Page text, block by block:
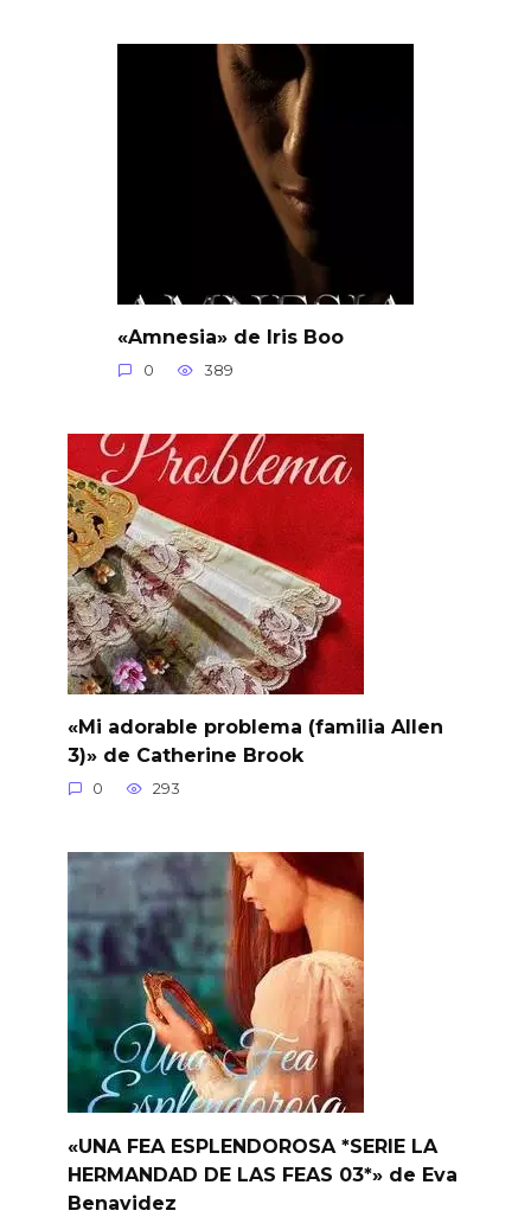
«Amnesia» de Iris Boo
0 389
«Mi adorable problema (familia Allen
3)» de Catherine Brook
0 293
«UNA FEA ESPLENDOROSA *SERIE LA
HERMANDAD DE LAS FEAS 03*» de Eva
Benavidez